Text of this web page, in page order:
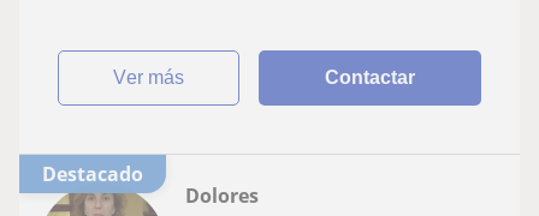
ver más Contactar
Destacado
Dolores